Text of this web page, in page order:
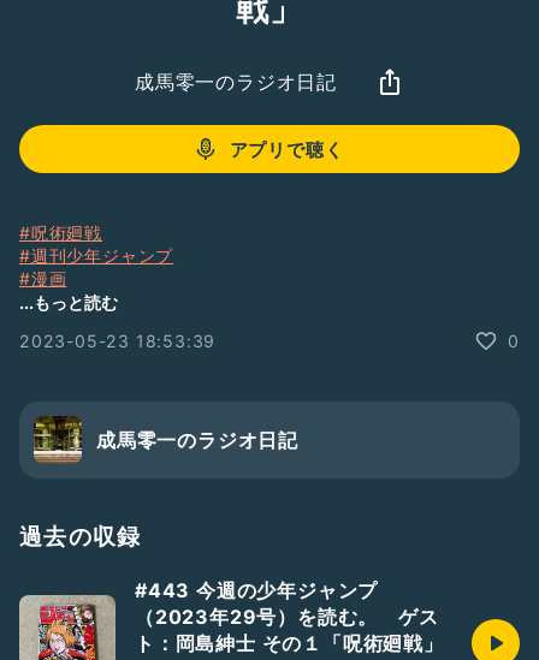
戦」
成馬零一のラジオ日記
アプリで聴く
#呪術廻戦
#週刊少年ジャンプ
#漫画
#ゲストと一緒に配信
成馬零一 twitter.com/nariyamada
岡島紳士 twitter.com/ok_jm
...もっと読む
2023-05-23 18:53:39
0
成馬零一のラジオ日記
過去の収録
#443 今週の少年ジャンプ
（2023年29号）を読む。 ゲス
ト：岡島紳士 その１「呪術廻戦」